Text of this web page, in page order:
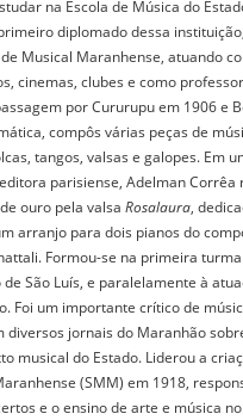
na Escola de Música do
diplomado dessa
Musical Maranhense, atuando
cinemas, clubes e como
por Cururupu em 1906 e
compôs várias peças de
tangos, valsas e galopes. Em
parisiense, Adelman Corrêa
ouro pela valsa Rosalaura,
arranjo para dois pianos do
Formou-se na primeira
São Luís, e paralelamente à
Foi um importante crítico de
diversos jornais do Maranhão
musical do Estado. Liderou a
(SMM) em 1918,
e o ensino de arte e música